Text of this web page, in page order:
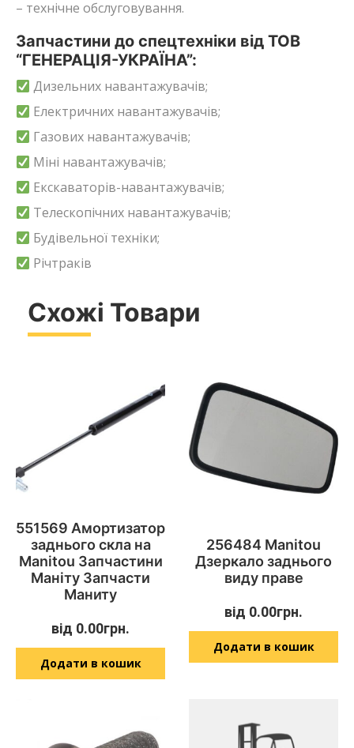
– технічне обслуговування.
Запчастини до спецтехніки від ТОВ
“ГЕНЕРАЦІЯ-УКРАЇНА”:
Дизельних навантажувачів;
Електричних навантажувачів;
Газових навантажувачів;
Міні навантажувачів;
Екскаваторів-навантажувачів;
Телескопічних навантажувачів;
Будівельної техніки;
Річтраків
Схожі Товари
551569 Амортизатор
заднього скла на
Manitou Запчастини
Маніту Запчасти
Маниту
від 0.00грн.
Додати в кошик
256484 Manitou
Дзеркало заднього
виду праве
від 0.00грн.
Додати в кошик